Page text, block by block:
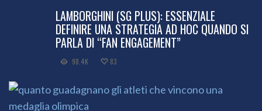
LAMBORGHINI (SG PLUS): ESSENZIALE
DEFINIRE UNA STRATEGIA AD HOC QUANDO SI
PARLA DI “FAN ENGAGEMENT”
98.4K 83